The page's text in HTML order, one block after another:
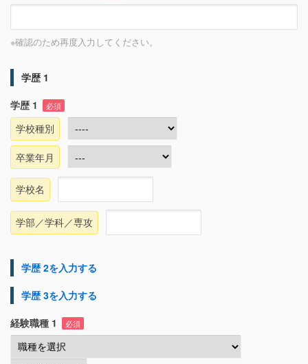
※確認のため再度入力してください。
学歴 1
学歴 1
必須
学校種別
卒業年月
学校名
学部／学科／専攻
学歴 2を入力する
学歴 3を入力する
経験職種 1
必須